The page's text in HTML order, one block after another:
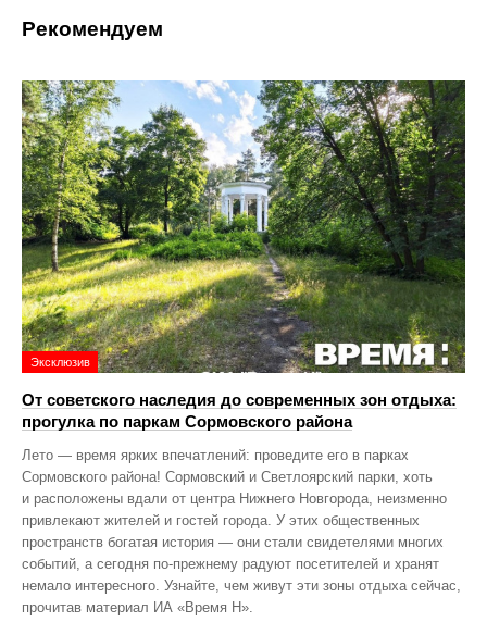
Рекомендуем
Эксклюзив
От советского наследия до современных зон отдыха:
прогулка по паркам Сормовского района
Лето — время ярких впечатлений: проведите его в парках
Сормовского района! Сормовский и Светлоярский парки, хоть
и расположены вдали от центра Нижнего Новгорода, неизменно
привлекают жителей и гостей города. У этих общественных
пространств богатая история — они стали свидетелями многих
событий, а сегодня по‑прежнему радуют посетителей и хранят
немало интересного. Узнайте, чем живут эти зоны отдыха сейчас,
прочитав материал ИА «Время Н».